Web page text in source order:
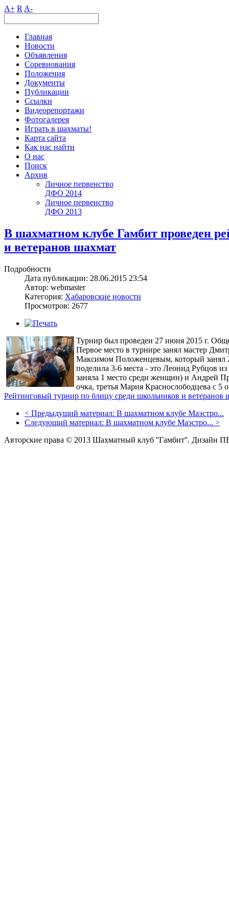
A+ R A-
Главная
Новости
Объявления
Соревнования
Положения
Документы
Публикации
Ссылки
Видеорепортажи
Фотогалерея
Играть в шахматы!
Карта сайта
Как нас найти
О нас
Поиск
Архив
Личное первенство
ДФО 2014
Личное первенство
ДФО 2013
В шахматном клубе Гамбит проведен
и ветеранов шахмат
Подробности
Дата публикации: 28.06.2015 23:54
Автор: webmaster
Категория: Хабаровские новости
Просмотров: 2677
Турнир был проведен 27 июня 2015 г.
Первое место в турнире занял мастер
Максимом Положенцевым, который занял 2
поделила 3-6 места - это Леонид
заняла 1 место среди женщин) и Андрей
очка, третья Мария Краснослободцева с 5
Рейтинговый турнир по блицу среди школьников и ветеранов
< Предыдущий материал: В шахматном клубе Маэстро...
Следующий материал: В шахматном клубе Маэстро... >
Авторские права © 2013 Шахматный клуб ''Гамбит''. Дизайн